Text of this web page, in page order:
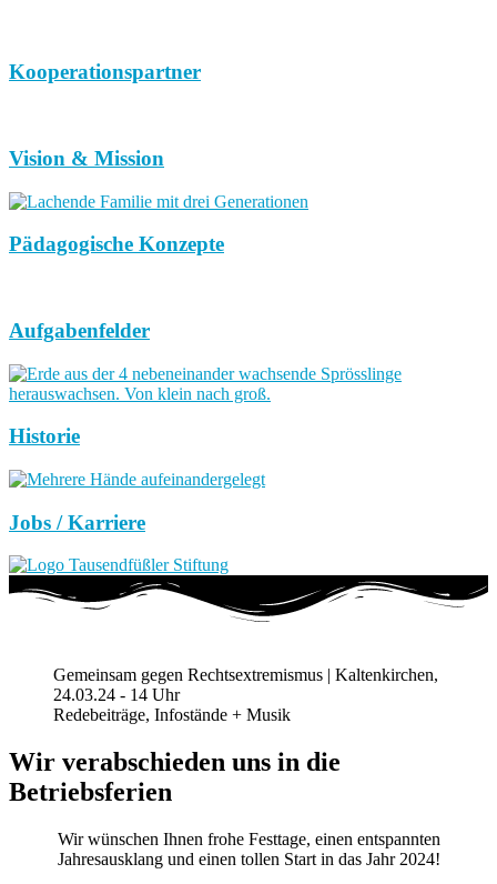
Kooperationspartner
Vision & Mission
Pädagogische Konzepte
Aufgabenfelder
Historie
Jobs / Karriere
Gemeinsam gegen Rechtsextremismus | Kaltenkirchen,
24.03.24 - 14 Uhr
Redebeiträge, Infostände + Musik
Wir verabschieden uns in die
Betriebsferien
Wir wünschen Ihnen frohe Festtage, einen entspannten
Jahresausklang und einen tollen Start in das Jahr 2024!